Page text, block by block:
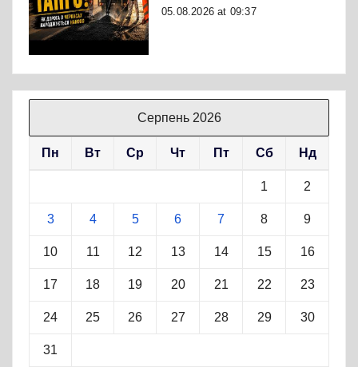
05.08.2026 at 09:37
Серпень 2026
Пн Вт Ср Чт Пт Сб Нд
1 2
3 4 5 6 7 8 9
10 11 12 13 14 15 16
17 18 19 20 21 22 23
24 25 26 27 28 29 30
31